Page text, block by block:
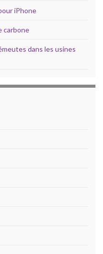
iPhone
carbone
dans les usines